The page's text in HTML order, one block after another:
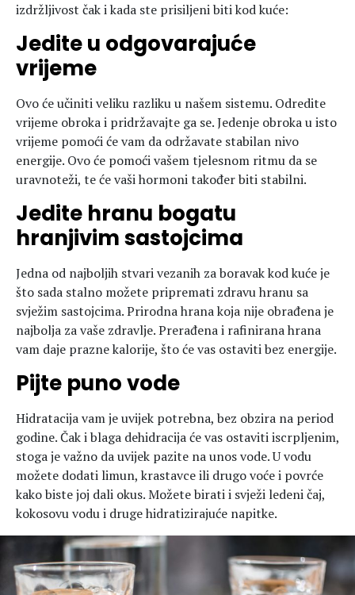
izdržljivost čak i kada ste prisiljeni biti kod kuće:
Jedite u odgovarajuće
vrijeme
Ovo će učiniti veliku razliku u našem sistemu. Odredite
vrijeme obroka i pridržavajte ga se. Jedenje obroka u isto
vrijeme pomoći će vam da održavate stabilan nivo
energije. Ovo će pomoći vašem tjelesnom ritmu da se
uravnoteži, te će vaši hormoni također biti stabilni.
Jedite hranu bogatu
hranjivim sastojcima
Jedna od najboljih stvari vezanih za boravak kod kuće je
što sada stalno možete pripremati zdravu hranu sa
svježim sastojcima. Prirodna hrana koja nije obrađena je
najbolja za vaše zdravlje. Prerađena i rafinirana hrana
vam daje prazne kalorije, što će vas ostaviti bez energije.
Pijte puno vode
Hidratacija vam je uvijek potrebna, bez obzira na period
godine. Čak i blaga dehidracija će vas ostaviti iscrpljenim,
stoga je važno da uvijek pazite na unos vode. U vodu
možete dodati limun, krastavce ili drugo voće i povrće
kako biste joj dali okus. Možete birati i svježi ledeni čaj,
kokosovu vodu i druge hidratizirajuće napitke.